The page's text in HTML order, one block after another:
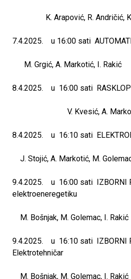
K. Arapović, R. Andričić,
7.4.2025. u 16:00 sati
M. Grgić, A. Markotić, I.
8.4.2025. u 16:00 sati
V. Kvesić, A.
8.4.2025. u 16:10 sati
J. Stojić, A. Markotić, M.
9.4.2025. u 16:00 sati IZBORNI
elektroeneregetiku
M. Bošnjak, M. Golemac, I.
9.4.2025. u 16:10 sati IZBORNI
Elektrotehničar
M. Bošnjak, M. Golemac, I.